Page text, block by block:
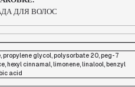
ДЛЯ ВОЛОС
glycol, polysorbate 20, peg-7
hexyl cinnamal, limonene, linalool, benzyl
acid